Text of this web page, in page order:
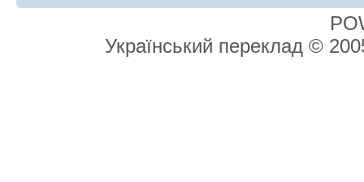
Український переклад ©